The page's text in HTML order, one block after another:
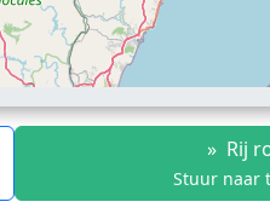
» Rij
Stuur naar